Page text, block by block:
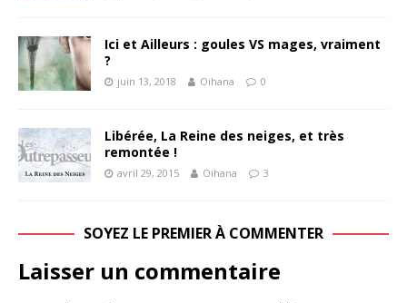
Ici et Ailleurs : goules VS mages, vraiment
?
juin 13, 2018 Oihana 0
Libérée, La Reine des neiges, et très
remontée !
avril 29, 2015 Oihana 3
SOYEZ LE PREMIER À COMMENTER
Laisser un commentaire